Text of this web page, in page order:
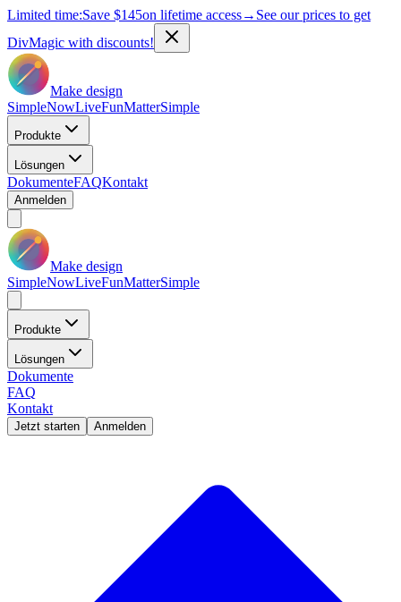
Limited time:Save $145on lifetime access→ See our prices to get
DivMagic with discounts!
Make design
SimpleNowLiveFunMatterSimple
Produkte
Lösungen
DokumenteFAQKontakt
Anmelden
Make design
SimpleNowLiveFunMatterSimple
Produkte
Lösungen
Dokumente
FAQ
Kontakt
Jetzt starten Anmelden